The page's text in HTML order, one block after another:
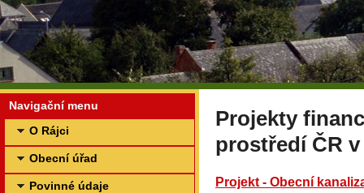
Navigační menu
O Rájci
Obecní úřad
Povinné údaje
Projekty
prostředí ČR v
Projekt - Obecní